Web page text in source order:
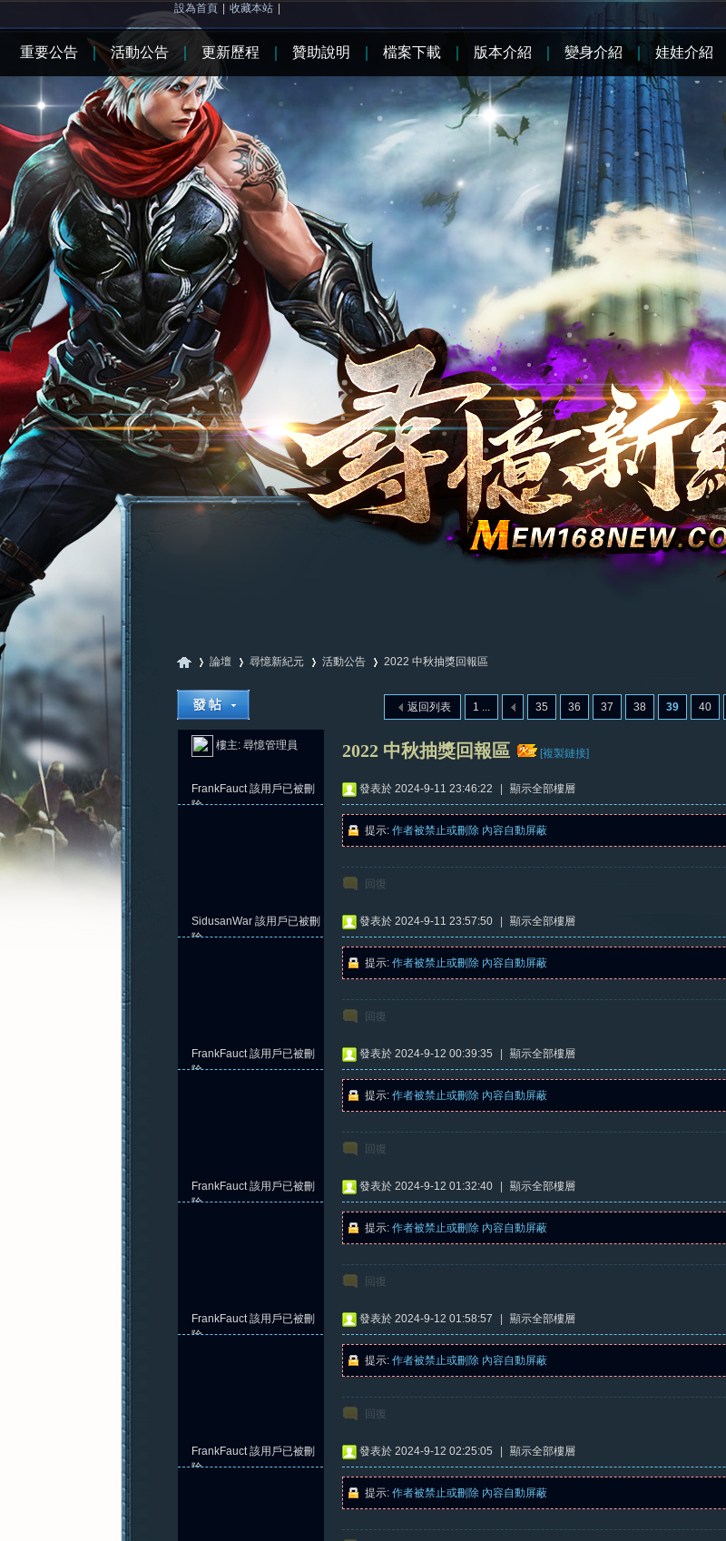
設為首頁 收藏本站
元
»
論壇
›
尋憶新紀元 活動公告 2022 中秋抽獎回報區
1 ... 35 36 37 38 39 40
返回列表
樓主: 尋憶管理員 2022 中秋抽獎回報區 [複製鏈接]
FrankFauct該用戶已被刪
除
發表於 2024-9-11 23:46:22 顯示全部樓層
提示: 作者被禁止或刪除 內容自動屏蔽
回復
SidusanWar 該用戶已被刪
除
發表於 2024-9-11 23:57:50 顯示全部樓層
提示: 作者被禁止或刪除 內容自動屏蔽
回復
FrankFauct該用戶已被刪
除
發表於 2024-9-12 00:39:35 顯示全部樓層
提示: 作者被禁止或刪除 內容自動屏蔽
回復
FrankFauct該用戶已被刪
除
發表於 2024-9-12 01:32:40 顯示全部樓層
提示: 作者被禁止或刪除 內容自動屏蔽
回復
FrankFauct該用戶已被刪
除
發表於 2024-9-12 01:58:57 顯示全部樓層
提示: 作者被禁止或刪除 內容自動屏蔽
回復
FrankFauct該用戶已被刪
除
發表於 2024-9-12 02:25:05 顯示全部樓層
提示: 作者被禁止或刪除 內容自動屏蔽